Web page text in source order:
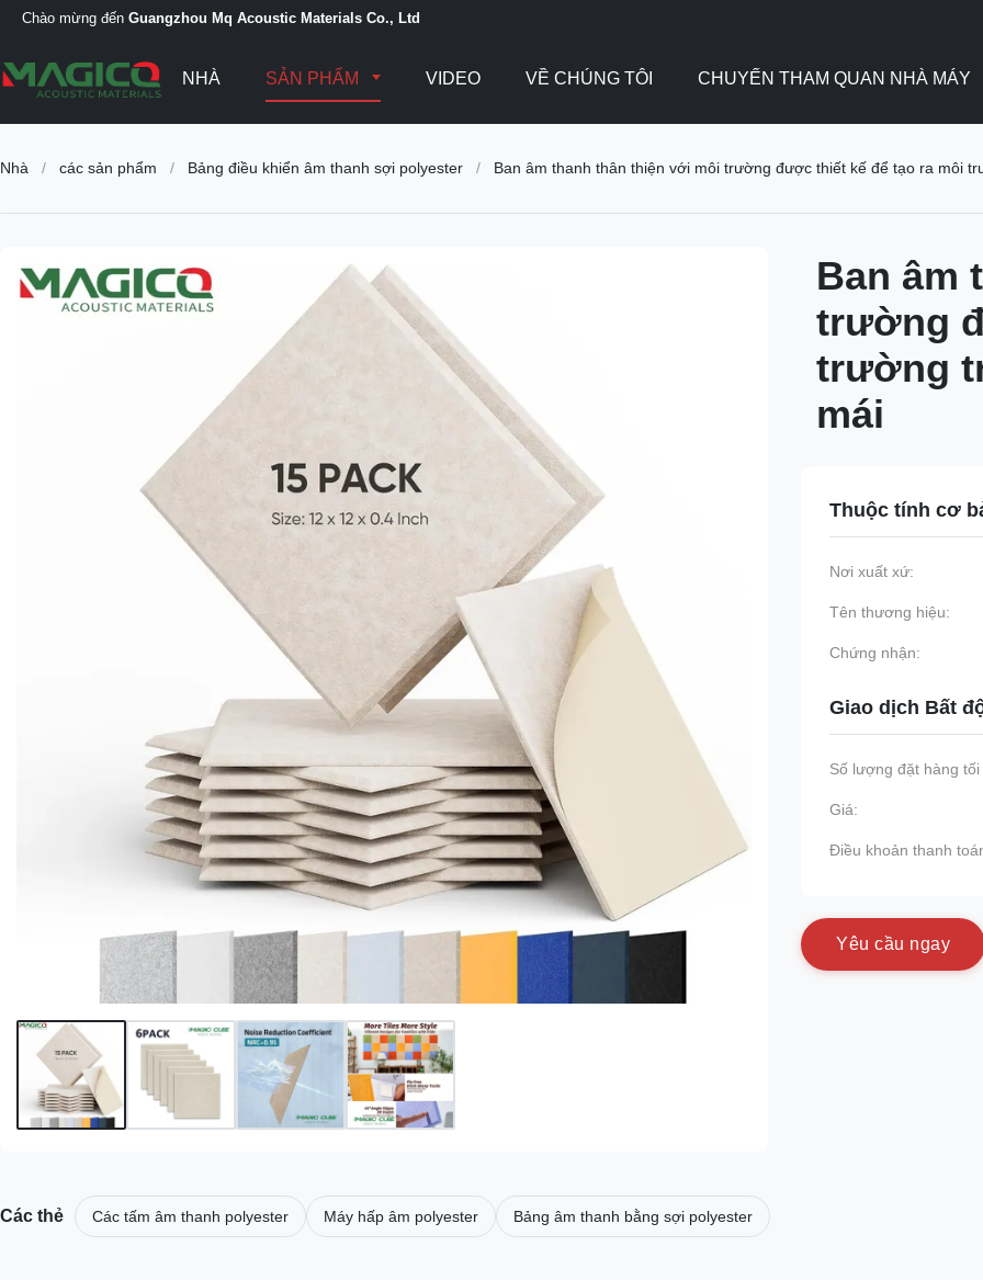
Chào mừng đến Guangzhou Mq Acoustic Materials Co., Ltd
NHÀ SẢN PHẨM VIDEO VỀ CHÚNG TÔI CHUYẾN THAM QUAN NHÀ MÁY
Nhà / các sản phẩm / Bảng điều khiển âm thanh sợi polyester / Ban âm thanh thân thiện với môi trường được thiết kế để tạo ra môi
Ban âm
trường
trường
mái
Thuộc tính cơ
Nơi xuất xứ:
Tên thương hiệu:
Chứng nhận:
Giao dịch Bất
Số lượng đặt hàng
Giá:
Điều khoản thanh
Yêu cầu ngay
Các thẻ Các tấm âm thanh polyester Máy hấp âm polyester Bảng âm thanh bằng sợi polyester